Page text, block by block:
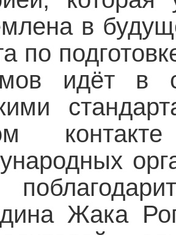
в
по
идёт в
Жака